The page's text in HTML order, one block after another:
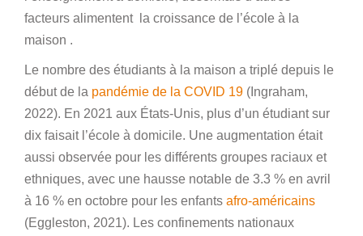
facteurs alimentent la croissance de l’école à la
maison .
Le nombre des étudiants à la maison a triplé depuis le
début de la pandémie de la COVID 19 (Ingraham,
2022). En 2021 aux États-Unis, plus d’un étudiant sur
dix faisait l’école à domicile. Une augmentation était
aussi observée pour les différents groupes raciaux et
ethniques, avec une hausse notable de 3.3 % en avril
à 16 % en octobre pour les enfants afro-américains
(Eggleston, 2021). Les confinements nationaux